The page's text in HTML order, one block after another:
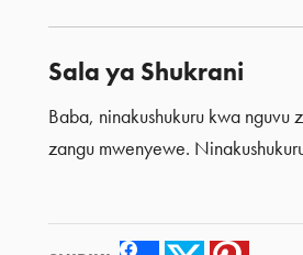
Sala ya Shukrani
Baba, ninakushukuru kwa
zangu mwenyewe.